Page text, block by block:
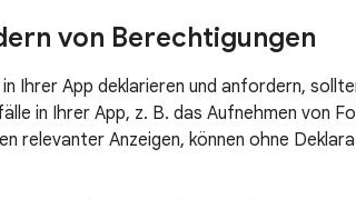
von Berechtigungen
Ihrer App deklarieren und anfordern,
in Ihrer App, z. B. das Aufnehmen von
relevanter Anzeigen, können ohne